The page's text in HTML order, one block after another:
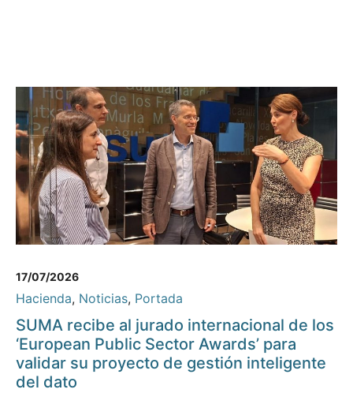
17/07/2026
Hacienda, Noticias, Portada
SUMA recibe al jurado internacional de los
‘European Public Sector Awards’ para
validar su proyecto de gestión inteligente
del dato